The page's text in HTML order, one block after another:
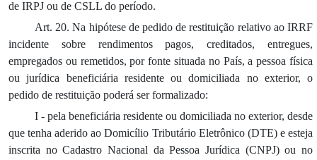
de IRPJ ou de CSLL do período.
Art. 20. Na hipótese de pedido de restituição relativo ao IRRF
incidente sobre rendimentos pagos, creditados, entregues,
empregados ou remetidos, por fonte situada no País, a pessoa física
ou jurídica beneficiária residente ou domiciliada no exterior, o
pedido de restituição poderá ser formalizado:
I - pela beneficiária residente ou domiciliada no exterior, desde
que tenha aderido ao Domicílio Tributário Eletrônico (DTE) e esteja
inscrita no Cadastro Nacional da Pessoa Jurídica (CNPJ) ou no